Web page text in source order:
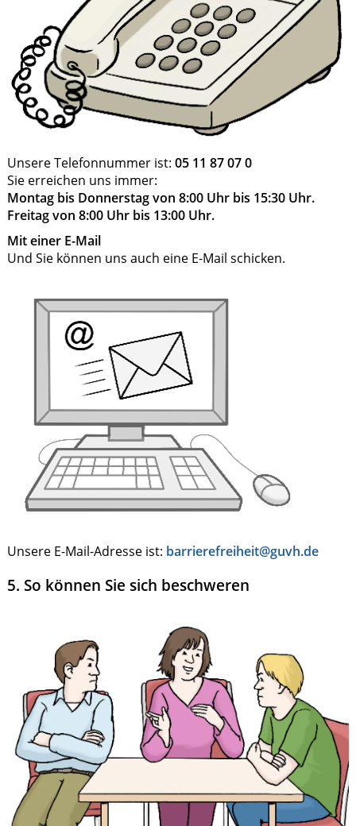
Unsere Telefonnummer ist: 05 11 87 07 0
Sie erreichen uns immer:
Montag bis Donnerstag von 8:00 Uhr bis 15:30 Uhr.
Freitag von 8:00 Uhr bis 13:00 Uhr.
Mit einer E-Mail
Und Sie können uns auch eine E-Mail schicken.
Unsere E-Mail-Adresse ist: barrierefreiheit@guvh.de
5. So können Sie sich beschweren